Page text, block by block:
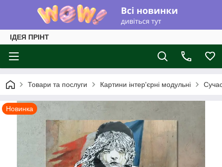
ІДЕЯ ПРІНТ
Товари та послуги Картини інтер'єрні модульні
Новинка